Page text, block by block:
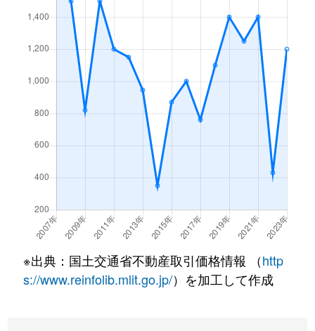
※出典：国土交通省不動産取引価格情報 （http
s://www.reinfolib.mlit.go.jp/）を加工して作成